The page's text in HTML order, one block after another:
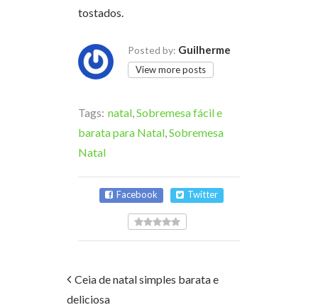
tostados.
Posted by: Guilherme
View more posts
Tags: natal,Sobremesa fácil e
barata para Natal,Sobremesa
Natal
Facebook Twitter
Ceia de natal simples barata e
deliciosa